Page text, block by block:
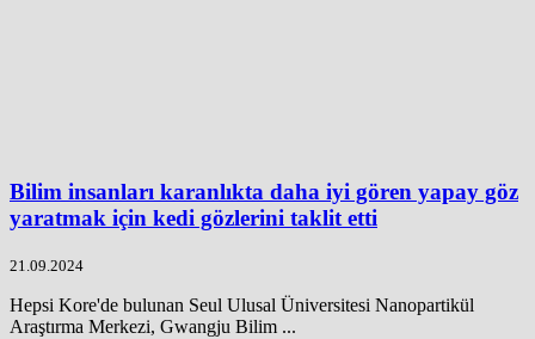
Bilim insanları karanlıkta daha iyi gören yapay göz
yaratmak için kedi gözlerini taklit etti
21.09.2024
Hepsi Kore'de bulunan Seul Ulusal Üniversitesi Nanopartikül
Araştırma Merkezi, Gwangju Bilim ...